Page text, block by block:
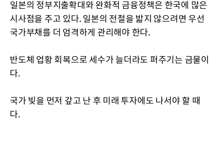
일본의 정부지출확대와 완화적 금융정책은 한국에 많은
시사점을 주고 있다. 일본의 전철을 밟지 않으려면 우선
국가부채를 더 엄격하게 관리해야 한다.
반도체 업황 회복으로 세수가 늘더라도 퍼주기는 금물이
다.
국가 빚을 먼저 갚고 난 후 미래 투자에도 나서야 할 때
다.